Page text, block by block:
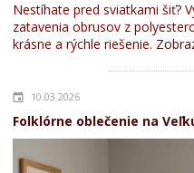
Nestíhate pred sviatkami šiť?
zatavenia obrusov z
krásne a rýchle riešenie.
10.03.2026
Folklórne oblečenie na